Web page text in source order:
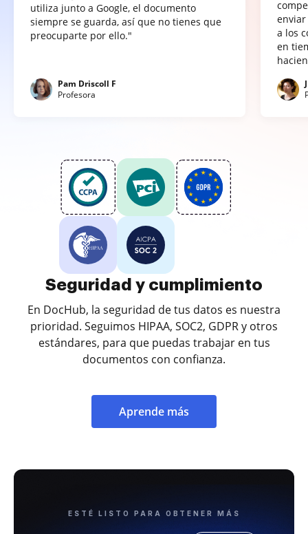
utiliza junto a Google, el documento
siempre se guarda, así que no tienes que
preocuparte por ello."
Pam Driscoll F
Profesora
a los
en
Seguridad y cumplimiento
En DocHub, la seguridad de tus datos es nuestra
prioridad. Seguimos HIPAA, SOC2, GDPR y otros
estándares, para que puedas trabajar en tus
documentos con confianza.
Aprende más
ESTÉ LISTO PARA OBTENER MÁS